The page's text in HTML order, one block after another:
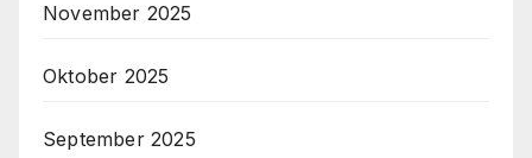
November 2025
Oktober 2025
September 2025